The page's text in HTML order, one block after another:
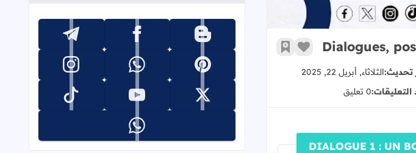
Dialogues, زر الإعجاب
أضف إلى العلامات المرجعية
تحديث:الثلاثاء, أبريل 22, 2025
التعليقات:0 تعليق
DIALOGUE 1 : UN
تابعنا على blogger تابعنا على facebook تابعنا على telegram
تابعنا على pinterest تابعنا على whatsapp تابعنا على instagram
تابعنا على x تابعنا على youtube تابعنا على tiktok
تابعنا على whatsapp